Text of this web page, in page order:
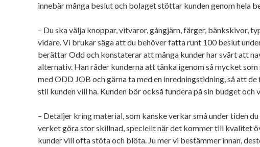
innebär många beslut och bolaget stöttar kunden genom hela
– Du ska välja knoppar, vitvaror, gångjärn, färger, bänkskivor,
vidare. Vi brukar säga att du behöver fatta runt 100 beslut
berättar Odd och konstaterar att många kunder har svårt att
alternativ. Han råder kunderna att tänka igenom så mycket
med ODD JOB och gärna ta med en inredningstidning, så att
stil kunden vill ha. Kunden bör också fundera på sin budget och
– Detaljer kring material, som kanske verkar små under tiden du
verket göra stor skillnad, speciellt när det kommer till kvalitet
kunder vill ofta stöta och blöta. Ju mer vi bestämmer innan,